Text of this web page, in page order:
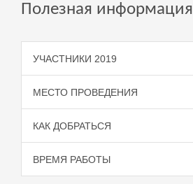
Полезная информация
УЧАСТНИКИ 2019
МЕСТО ПРОВЕДЕНИЯ
КАК ДОБРАТЬСЯ
ВРЕМЯ РАБОТЫ